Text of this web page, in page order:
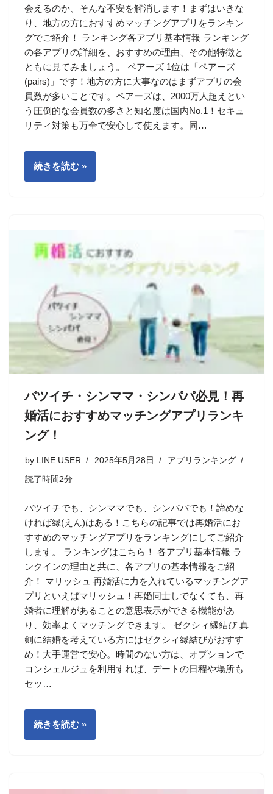
会えるのか、そんな不安を解消します！まずはいきな
り、地方の方におすすめマッチングアプリをランキン
グでご紹介！ ランキング各アプリ基本情報 ランキング
の各アプリの詳細を、おすすめの理由、その他特徴と
ともに見てみましょう。 ペアーズ 1位は「ペアーズ
(pairs)」です！地方の方に大事なのはまずアプリの会
員数が多いことです。ペアーズは、2000万人超えとい
う圧倒的な会員数の多さと知名度は国内No.1！セキュ
リティ対策も万全で安心して使えます。同…
続きを読む »
バツイチ・シンママ・シンパパ必見！再
婚活におすすめマッチングアプリランキ
ング！
by LINE USER 2025年5月28日 アプリランキング
読了時間2分
バツイチでも、シンママでも、シンパパでも！諦めな
ければ縁(えん)はある！こちらの記事では再婚活にお
すすめのマッチングアプリをランキングにしてご紹介
します。 ランキングはこちら！ 各アプリ基本情報 ラ
ンクインの理由と共に、各アプリの基本情報をご紹
介！ マリッシュ 再婚活に力を入れているマッチングア
プリといえばマリッシュ！再婚同士しでなくても、再
婚者に理解があることの意思表示ができる機能があ
り、効率よくマッチングできます。 ゼクシィ縁結び 真
剣に結婚を考えている方にはゼクシィ縁結びがおすす
め！大手運営で安心。時間のない方は、オプションで
コンシェルジュを利用すれば、デートの日程や場所も
セッ…
続きを読む »